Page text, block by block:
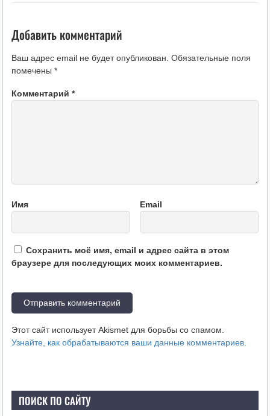
Добавить комментарий
Ваш адрес email не будет опубликован. Обязательные поля
помечены *
Комментарий *
Имя Email
Сохранить моё имя, email и адрес сайта в этом
браузере для последующих моих комментариев.
Этот сайт использует Akismet для борьбы со спамом.
Узнайте, как обрабатываются ваши данные комментариев.
ПОИСК ПО САЙТУ